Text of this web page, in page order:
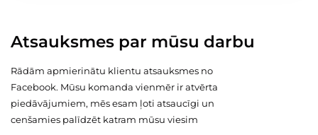
Atsauksmes par mūsu darbu
Rādām apmierinātu klientu atsauksmes no
Facebook. Mūsu komanda vienmēr ir atvērta
piedāvājumiem, mēs esam ļoti atsaucīgi un
cenšamies palīdzēt katram mūsu viesim